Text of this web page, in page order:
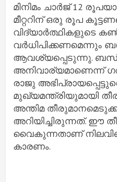
മിനിമം ചാർജ് 12
മീറ്ററിന് ഒരു രൂപ
വിദ്യാർത്ഥികളുടെ
വർധിപിക്കണമെന്നും
ആവശ്യപ്പെടുന്നു. ബസ്
അനിവാര്യമാണെന്ന്
രാജു
മുഖ്യമന്ത്രിയുമായി
അന്തിമ
അറിയിച്ചിരുന്നത്. ഈ
വൈകുന്നതാണ്
കാരണം.